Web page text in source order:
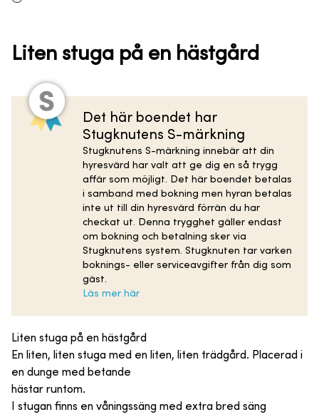
Liten stuga på en hästgård
Det här boendet har
Stugknutens S-märkning
Stugknutens S-märkning innebär att din
hyresvärd har valt att ge dig en så trygg
affär som möjligt. Det här boendet betalas
i samband med bokning men hyran betalas
inte ut till din hyresvärd förrän du har
checkat ut. Denna trygghet gäller endast
om bokning och betalning sker via
Stugknutens system. Stugknuten tar varken
boknings- eller serviceavgifter från dig som
gäst.
Läs mer här
Liten stuga på en hästgård
En liten, liten stuga med en liten, liten trädgård. Placerad i
en dunge med betande
hästar runtom.
I stugan finns en våningssäng med extra bred säng